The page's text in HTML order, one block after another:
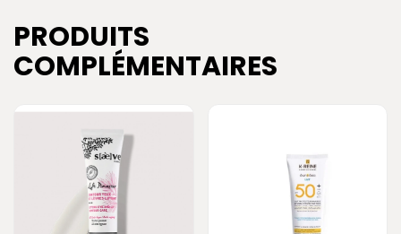
PRODUITS
COMPLÉMENTAIRES